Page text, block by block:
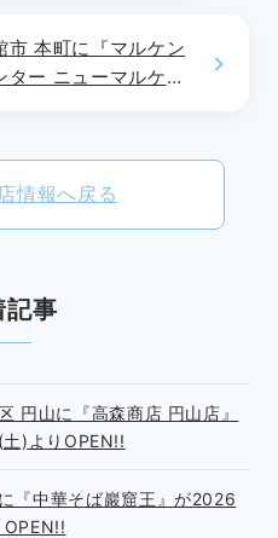
市 本町に『マルケン
ター ニューマルケ
情報へ戻る
記事
円山に『高森商店 円山店』
)よりOPEN!!
『中華そば巖窟王』が2026